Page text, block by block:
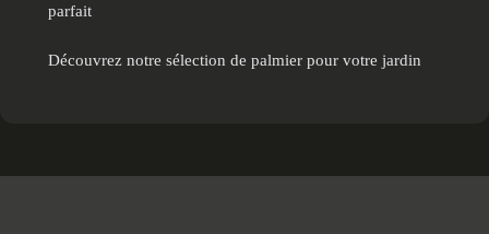
parfait
Découvrez notre sélection de palmier pour votre jardin